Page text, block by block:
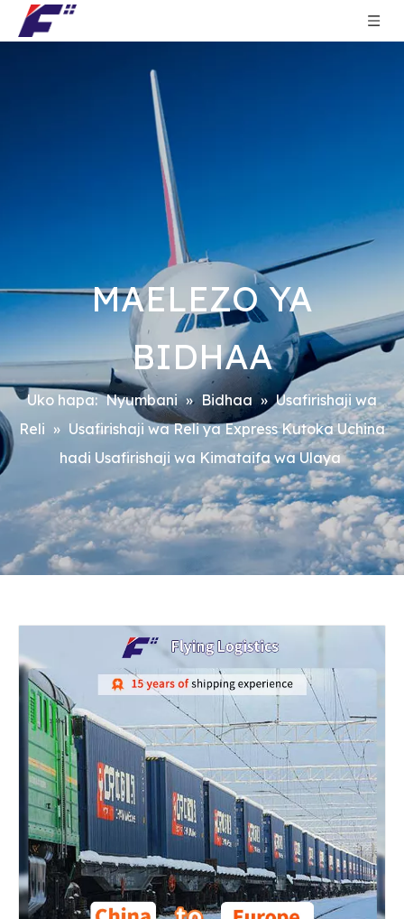
MAELEZO YA
BIDHAA
Uko hapa: Nyumbani » Bidhaa » Usafirishaji wa
Reli » Usafirishaji wa Reli ya Express Kutoka Uchina
hadi Usafirishaji wa Kimataifa wa Ulaya